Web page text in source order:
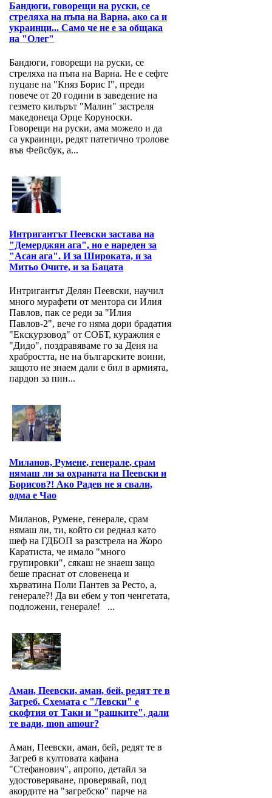
Бандюги, говорещи на руски, се
стреляха на пъпа на Варна, ако са и
украинци... Само че не е за общака
на "Олег"
Бандюги, говорещи на руски, се
стреляха на пъпа на Варна. Не е сефте
пуцане на "Княз Борис I", преди
повече от 20 години в заведение на
гезмето килърът "Малин" застреля
македонеца Орце Коруноски.
Говорещи на руски, ама можело и да
са украинци, редят патетично тролове
във Фейсбук, а...
Интригантът Пеевски застава на
"Демерджян ага", но е нареден за
"Асан ага". И за Широката, и за
Митьо Очите, и за Бацата
Интригантът Делян Пеевски, научил
много мурафети от ментора си Илия
Павлов, пак се реди за "Илия
Павлов-2", вече го няма дори брадатия
"Екскурзовод" от СОБТ, куражлия е
"Дидо", поздравяваме го за Деня на
храбростта, не на българските воини,
защото не знаем дали е бил в армията,
пардон за пин...
Миланов, Румене, генерале, срам
нямаш ли за охраната на Пеевски и
Борисов?! Ако Радев не я свали,
одма е Чао
Миланов, Румене, генерале, срам
нямаш ли, ти, който си реднал като
шеф на ГДБОП за разстрела на Жоро
Каратиста, че имало "много
групировки", сякаш не знаеш защо
беше праснат от словенеца и
хърватина Поли Пантев за Ресто, а,
генерале?! Да ви ебем у топ ченгетата,
подложени, генерале! ...
Аман, Пеевски, аман, бей, редят те в
Загреб. Схемата с "Левски" е
скофтия от Таки и "рашките", дали
те вади, mon amour?
Аман, Пеевски, аман, бей, редят те в
Загреб в култовата кафана
"Стефанович", апропо, детайл за
удостоверяване, проверявай, под
акордите на "загребско" парче на